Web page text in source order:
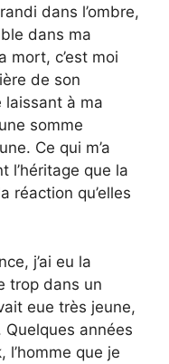
dans l’ombre,
dans ma
mort, c’est moi
de son
à ma
somme
Ce qui m’a
l’héritage que la
réaction qu’elles
j’ai eu la
trop dans un
eue très jeune,
Quelques années
l’homme que je